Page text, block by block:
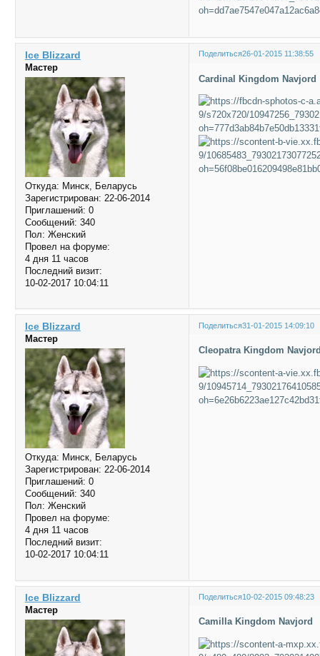
Поделиться26-01-2015 11:38:55
Ice Blizzard
Мастер
Откуда: Минск, Беларусь
Зарегистрирован: 22-06-2014
Приглашений: 0
Сообщений: 340
Пол: Женский
Провел на форуме:
4 дня 11 часов
Последний визит:
10-02-2017 10:04:11
Cardinal Kingdom Navjord
Поделиться31-01-2015 14:09:10
Ice Blizzard
Мастер
Откуда: Минск, Беларусь
Зарегистрирован: 22-06-2014
Приглашений: 0
Сообщений: 340
Пол: Женский
Провел на форуме:
4 дня 11 часов
Последний визит:
10-02-2017 10:04:11
Cleopatra Kingdom
Поделиться10-02-2015 09:48:23
Ice Blizzard
Мастер
Camilla Kingdom Navjord